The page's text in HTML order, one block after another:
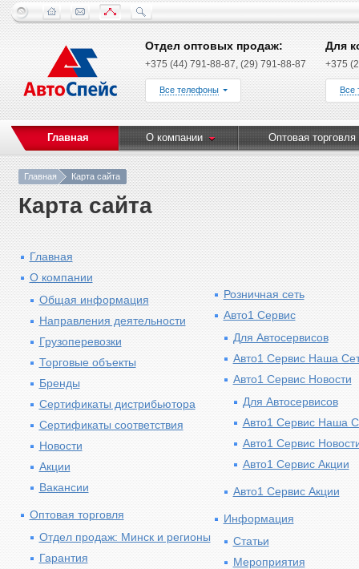
Отдел оптовых продаж:
+375 (44) 791-88-87, (29) 791-88-87
Все телефоны
Для
+375
Все
Главная О компании Оптовая торговля
Главная Карта сайта
Карта сайта
Главная
О компании
Общая информация
Направления деятельности
Грузоперевозки
Торговые объекты
Бренды
Сертификаты дистрибьютора
Сертификаты соответствия
Новости
Акции
Вакансии
Оптовая торговля
Отдел продаж: Минск и регионы
Гарантия
Розничная сеть
Авто1 Сервис
Для Автосервисов
Авто1 Сервис Наша
Авто1 Сервис Новости
Для Автосервисов
Авто1 Сервис Наша
Авто1 Сервис
Авто1 Сервис Акции
Авто1 Сервис Акции
Информация
Статьи
Мероприятия